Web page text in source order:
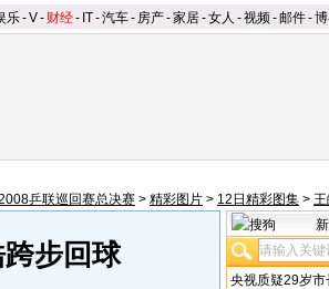
乐-V- 财经- IT-汽车- 房产-家居-女人 -视频-邮件-
乒联巡回赛总决赛 > 精彩图片 > 12日精彩图集 >
步回球
央视质疑29岁市